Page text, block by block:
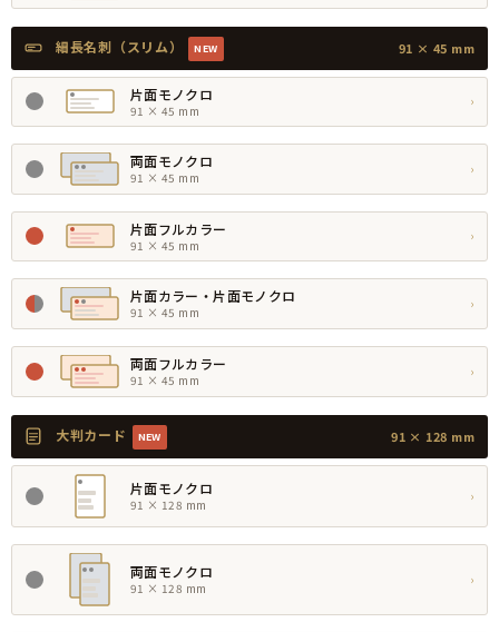
細長名刺（スリム） NEW 91 × 45 mm
片面モノクロ
91 × 45 mm
›
両面モノクロ
91 × 45 mm
›
片面フルカラー
91 × 45 mm
›
片面カラー・片面モノクロ
91 × 45 mm
›
両面フルカラー
91 × 45 mm
›
大判カード NEW 91 × 128 mm
片面モノクロ
91 × 128 mm
›
両面モノクロ
91 × 128 mm
›